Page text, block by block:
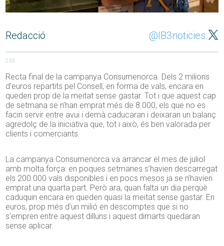
Redacció @IB3noticies
233
Recta final de la campanya Consumenorca. Dels 2 milions
d’euros repartits pel Consell, en forma de vals, encara en
queden prop de la meitat sense gastar. Tot i que aquest cap
de setmana se n’han emprat més de 8.000, els que no es
facin servir entre avui i demà caducaran i deixaran un balanç
agredolç de la iniciativa que, tot i això, és ben valorada per
clients i comerciants.
La campanya Consumenorca va arrancar el mes de juliol
amb molta força: en poques setmanes s’havien descarregat
els 200.000 vals disponibles i en pocs mesos ja se n’havien
emprat una quarta part. Però ara, quan falta un dia perquè
caduquin encara en queden quasi la meitat sense gastar. En
euros, prop més d’un milió en descomptes que si no
s’empren entre aquest dilluns i aquest dimarts quedaran
sense aplicar.